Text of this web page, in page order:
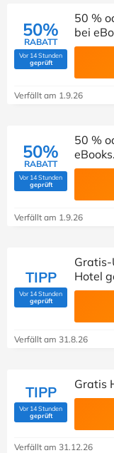
50%
RABATT
Vor 14 Stunden
geprüft(Von Savoo geprüft)
50 %
bei
Verfällt am 1.9.26
50%
RABATT
Vor 14 Stunden
geprüft(Von Savoo geprüft)
50 %
Verfällt am 1.9.26
TIPP
Vor 14 Stunden
geprüft(Von Savoo geprüft)
Hotel
Verfällt am 31.8.26
TIPP
Vor 14 Stunden
geprüft(Von Savoo geprüft)
Gratis
Verfällt am 31.12.26